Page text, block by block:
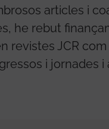
articles i
he rebut
revistes JCR
i jornades